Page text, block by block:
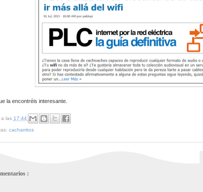
la encontréis interesante.
a las 17:44
cacharritos
: